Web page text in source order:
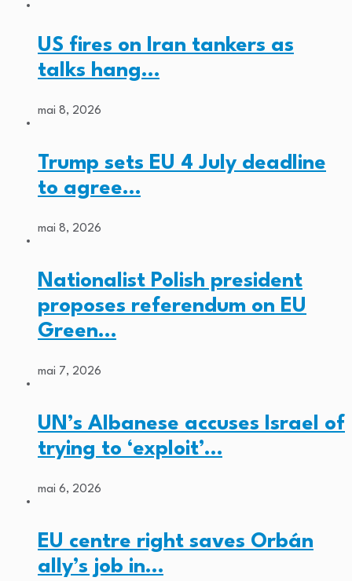
US fires on Iran tankers as
talks hang…
mai 8, 2026
Trump sets EU 4 July deadline
to agree…
mai 8, 2026
Nationalist Polish president
proposes referendum on EU
Green…
mai 7, 2026
UN’s Albanese accuses Israel of
trying to ‘exploit’…
mai 6, 2026
EU centre right saves Orbán
ally’s job in…